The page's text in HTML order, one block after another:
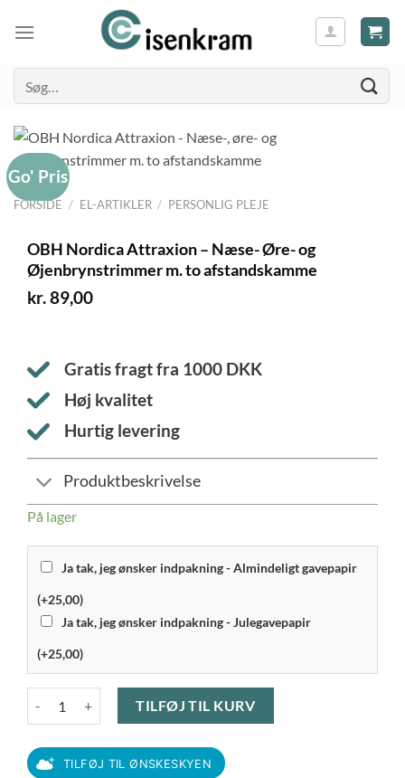
efter:
FORSIDE / EL-ARTIKLER / PERSONLIG PLEJE
Go' Pris
OBH Nordica Attraxion – Næse- Øre- og
Øjenbrynstrimmer m. to afstandskamme
kr.89,00
Gratis fragt fra 1000 DKK
Høj kvalitet
Hurtig levering
Produktbeskrivelse
På lager
Ja tak, jeg ønsker indpakning - Almindeligt gavepapir
(+25,00)
Ja tak, jeg ønsker indpakning - Julegavepapir
(+25,00)
OBH Nordica Attraxion - Næse- Øre- og Øjenbrynstrimmer m. to
TILFØJ TIL KURV
TILFØJ TIL ØNSKESKYEN